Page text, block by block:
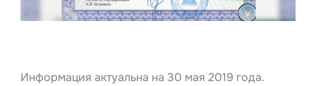
Информация актуальна на 30 мая 2019 года.